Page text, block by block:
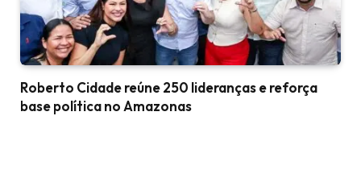
Roberto Cidade reúne 250 lideranças e reforça
base política no Amazonas